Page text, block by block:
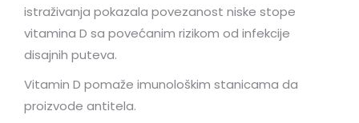
istraživanja pokazala povezanost niske stope
vitamina D sa povećanim rizikom od infekcije
disajnih puteva.
Vitamin D pomaže imunološkim stanicama da
proizvode antitela.